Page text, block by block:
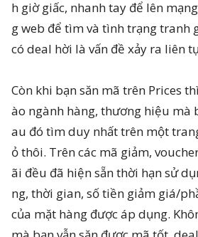
h giờ giấc, nhanh tay để lên
g web để tìm và tình trạng tranh
có deal hời là vấn đề xảy ra liên
Còn khi bạn săn mã trên Prices
ào ngành hàng, thương hiệu mà
au đó tìm duy nhất trên một
ỏ thôi. Trên các mã giảm,
ãi đều đã hiện sẵn thời hạn sử
ng, thời gian, số tiền giảm giá/
của mặt hàng được áp dụng.